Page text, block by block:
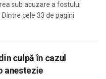
sub acuzare a fostului
cele 33 de pagini
culpă în cazul
anestezie